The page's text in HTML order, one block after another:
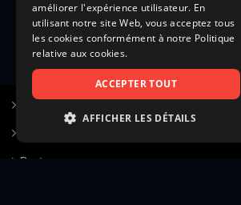
Poster une annonce
améliorer l'expérience utilisateur. En
utilisant notre site Web, vous acceptez tous
les cookies conformément à notre Politique
relative aux cookies.
ACCEPTER TOUT
AFFICHER LES DÉTAILS